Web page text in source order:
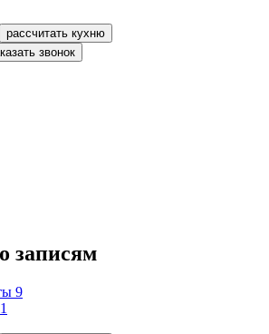
рассчитать кухню
звонок
записям
9